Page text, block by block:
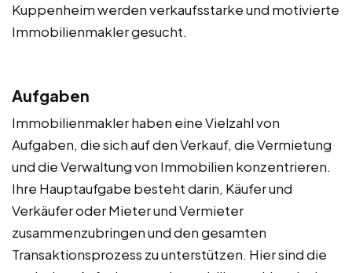
Kuppenheim werden verkaufsstarke und motivierte
Immobilienmakler gesucht.
Aufgaben
Immobilienmakler haben eine Vielzahl von
Aufgaben, die sich auf den Verkauf, die Vermietung
und die Verwaltung von Immobilien konzentrieren.
Ihre Hauptaufgabe besteht darin, Käufer und
Verkäufer oder Mieter und Vermieter
zusammenzubringen und den gesamten
Transaktionsprozess zu unterstützen. Hier sind die